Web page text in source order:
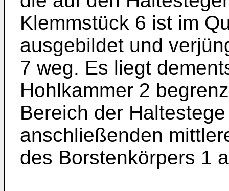
Klemmstück 6 ist im
ausgebildet und
7 weg. Es liegt
Hohlkammer 2
Bereich der
anschließenden
des Borstenkörpers 1